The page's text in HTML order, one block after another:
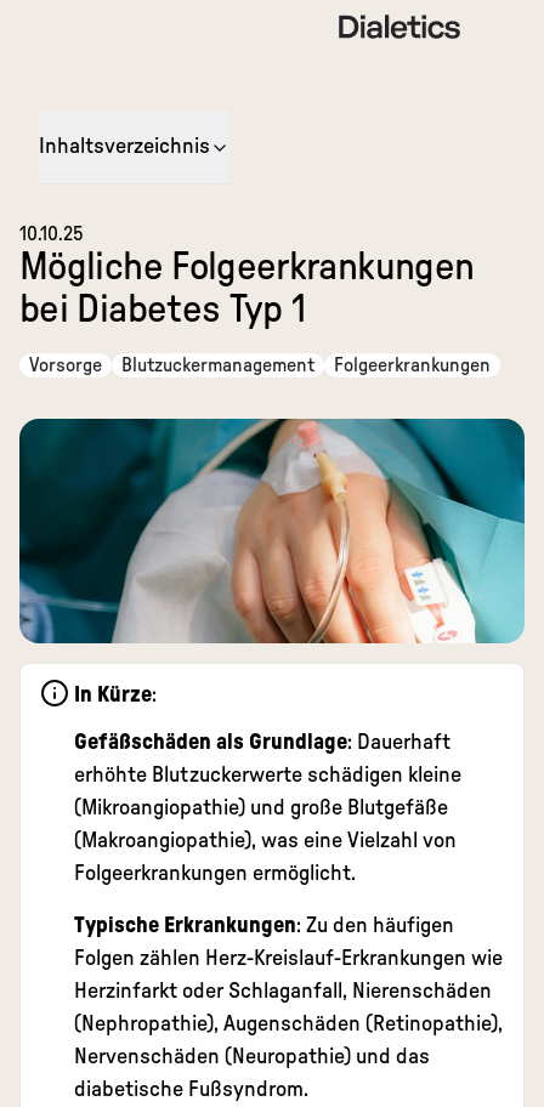
Inhaltsverzeichnis
10.10.25
Mögliche Folgeerkrankungen
bei Diabetes Typ 1
Vorsorge Blutzuckermanagement Folgeerkrankungen
In Kürze:
Gefäßschäden als Grundlage: Dauerhaft
erhöhte Blutzuckerwerte schädigen kleine
(Mikroangiopathie) und große Blutgefäße
(Makroangiopathie), was eine Vielzahl von
Folgeerkrankungen ermöglicht.
Typische Erkrankungen: Zu den häufigen
Folgen zählen Herz-Kreislauf-Erkrankungen wie
Herzinfarkt oder Schlaganfall, Nierenschäden
(Nephropathie), Augenschäden (Retinopathie),
Nervenschäden (Neuropathie) und das
diabetische Fußsyndrom.